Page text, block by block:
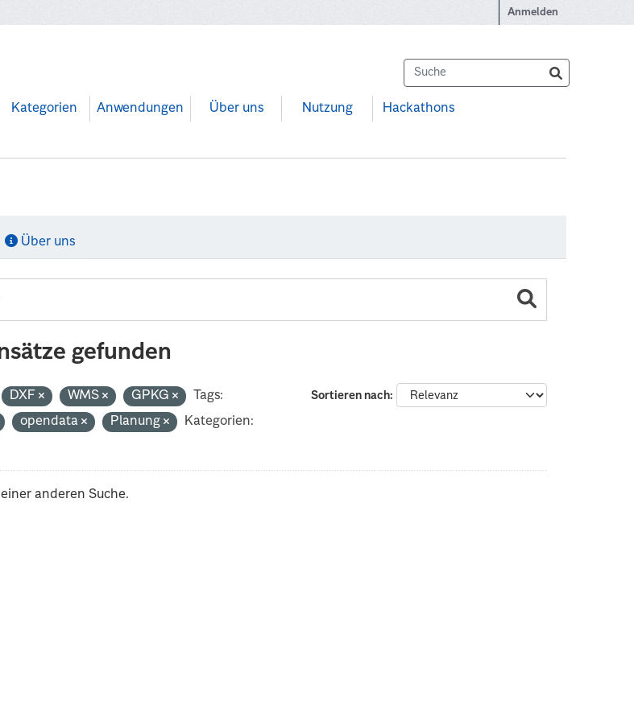
Anmelden
Kategorien Anwendungen Über uns Nutzung Hackathons
Über uns
gefunden
Sortieren nach
DXF WMS GPKG
Tags:
opendata Planung
Kategorien:
anderen Suche.